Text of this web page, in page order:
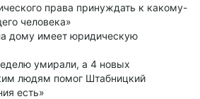
права принуждать к какому-
человека»
дому имеет юридическую
умирали, а 4 новых
людям помог Штабницкий
есть»